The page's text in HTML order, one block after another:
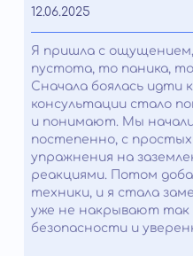
12.06.2025
Я пришла с
пустота, то паника,
Сначала боялась идти
консультации стало
и понимают. Мы
постепенно, с
упражнения на
реакциями. Потом
техники, и я стала
уже не накрывают так
безопасности и